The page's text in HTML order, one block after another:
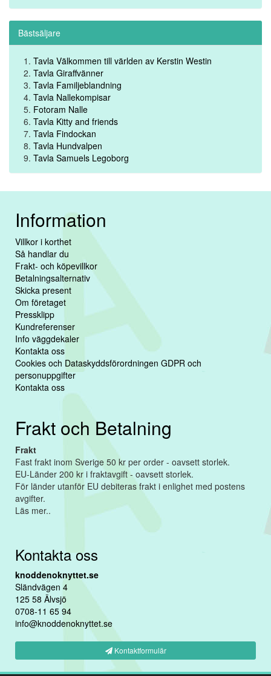
Bästsäljare
Tavla Välkommen till världen av Kerstin Westin
Tavla Giraffvänner
Tavla Familjeblandning
Tavla Nallekompisar
Fotoram Nalle
Tavla Kitty and friends
Tavla Findockan
Tavla Hundvalpen
Tavla Samuels Legoborg
Information
Villkor i korthet
Så handlar du
Frakt- och köpevillkor
Betalningsalternativ
Skicka present
Om företaget
Pressklipp
Kundreferenser
Info väggdekaler
Kontakta oss
Cookies och Dataskyddsförordningen GDPR och
personuppgifter
Kontakta oss
Frakt och Betalning
Frakt
Fast frakt inom Sverige 50 kr per order - oavsett storlek.
EU-Länder 200 kr i fraktavgift - oavsett storlek.
För länder utanför EU debiteras frakt i enlighet med postens
avgifter.
Läs mer..
Kontakta oss
knoddenoknyttet.se
Sländvägen 4
125 58 Älvsjö
0708-11 65 94
info@knoddenoknyttet.se
Kontaktformulär